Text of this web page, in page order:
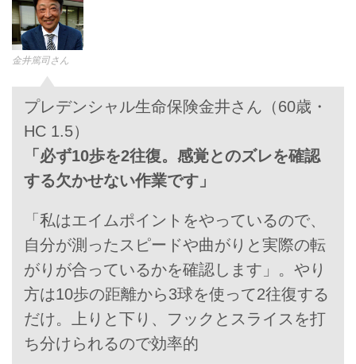
金井篤司さん
プレデンシャル生命保険金井さん（60歳・
HC 1.5）
「必ず10歩を2往復。感覚とのズレを確認
する欠かせない作業です」
「私はエイムポイントをやっているので、
自分が測ったスピードや曲がりと実際の転
がりが合っているかを確認します」。やり
方は10歩の距離から3球を使って2往復する
だけ。上りと下り、フックとスライスを打
ち分けられるので効率的